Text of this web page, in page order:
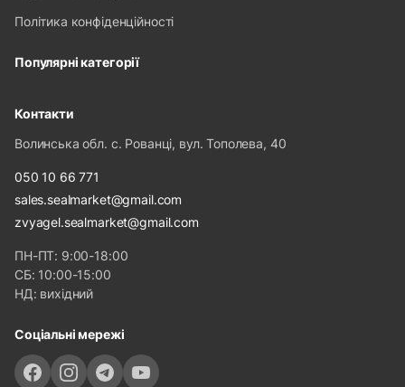
Політика конфіденційності
Популярні категорії
Контакти
Волинська обл. с. Рованці, вул. Тополева, 40
050 10 66 771
sales.sealmarket@gmail.com
zvyagel.sealmarket@gmail.com
ПН-ПТ: 9:00-18:00
СБ: 10:00-15:00
НД: вихідний
Соціальні мережі